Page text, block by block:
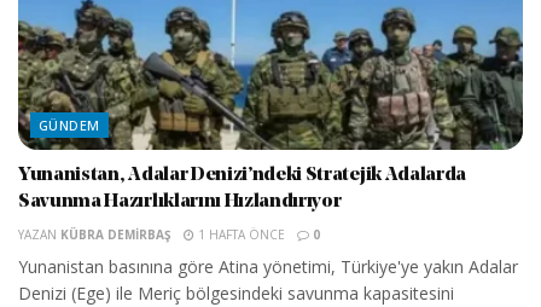
GÜNDEM
Yunanistan, Adalar Denizi’ndeki Stratejik Adalarda
Savunma Hazırlıklarını Hızlandırıyor
YAZAN KÜBRA DEMIRBAŞ 1 HAFTA ÖNCE 0
Yunanistan basınına göre Atina yönetimi, Türkiye'ye yakın Adalar
Denizi (Ege) ile Meriç bölgesindeki savunma kapasitesini